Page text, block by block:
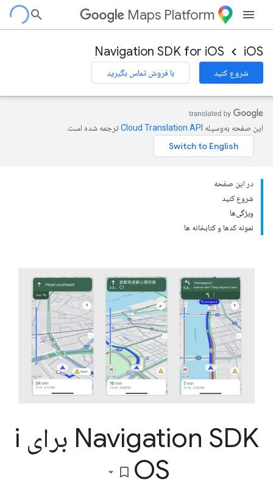
Maps Platform
iOS
Navigation SDK for iOS
شروع کنید با فروش تماس بگیرید
این صفحه به‌وسیله ترجمه شده است.
در این صفحه
شروع کنید
ویژگی‌ها
نمونه کدها و کتابخانه ها
Navigation SDK برای i
OS
bookmark_border